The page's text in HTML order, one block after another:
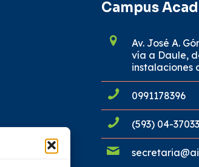
Campus
Av. José A.
vía a Daule,
instalaciones
0991178396
(593) 04-